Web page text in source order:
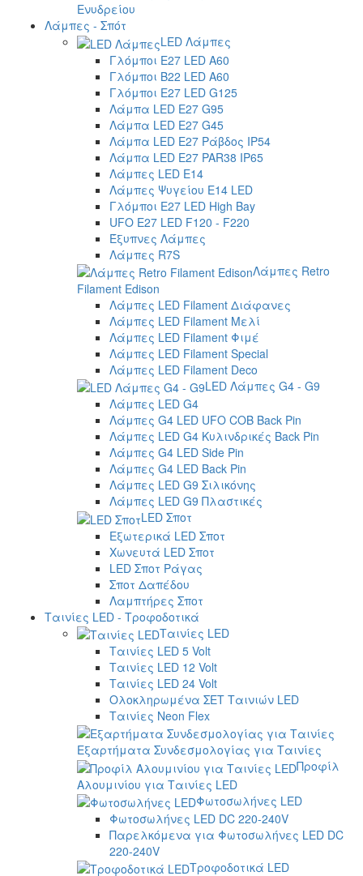
Ενυδρείου
Λάμπες - Σπότ
LED Λάμπες
Γλόμποι E27 LED A60
Γλόμποι B22 LED A60
Γλόμποι E27 LED G125
Λάμπα LED E27 G95
Λάμπα LED E27 G45
Λάμπα LED E27 Ράβδος IP54
Λάμπα LED E27 PAR38 IP65
Λάμπες LED E14
Λάμπες Ψυγείου E14 LED
Γλόμποι E27 LED High Bay
UFO E27 LED F120 - F220
Έξυπνες Λάμπες
Λάμπες R7S
Λάμπες Retro
Filament Edison
Λάμπες LED Filament Διάφανες
Λάμπες LED Filament Μελί
Λάμπες LED Filament Φιμέ
Λάμπες LED Filament Special
Λάμπες LED Filament Deco
LED Λάμπες G4 - G9
Λάμπες LED G4
Λάμπες G4 LED UFO COB Back Pin
Λάμπες LED G4 Κυλινδρικές Back Pin
Λάμπες G4 LED Side Pin
Λάμπες G4 LED Back Pin
Λάμπες LED G9 Σιλικόνης
Λάμπες LED G9 Πλαστικές
LED Σποτ
Εξωτερικά LED Σποτ
Χωνευτά LED Σποτ
LED Σποτ Ράγας
Σποτ Δαπέδου
Λαμπτήρες Σποτ
Ταινίες LED - Τροφοδοτικά
Ταινίες LED
Ταινίες LED 5 Volt
Ταινίες LED 12 Volt
Ταινίες LED 24 Volt
Ολοκληρωμένα ΣΕΤ Ταινιών LED
Ταινίες Neon Flex
Εξαρτήματα Συνδεσμολογίας για Ταινίες
Προφίλ
Αλουμινίου για Ταινίες LED
Φωτοσωλήνες LED
Φωτοσωλήνες LED DC 220-240V
Παρελκόμενα για Φωτοσωλήνες LED DC
220-240V
Τροφοδοτικά LED